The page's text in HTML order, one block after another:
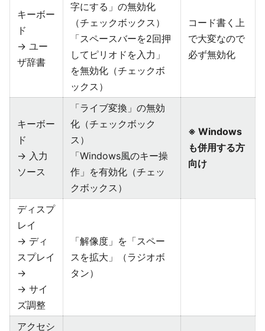
キーボー
ド
→ ユー
ザ辞書
字にする」の無効化
（チェックボックス）
「スペースバーを2回押
してピリオドを入力」
を無効化（チェックボ
ックス）
コード書く上
で大変なので
必ず無効化
キーボー
ド
→ 入力
ソース
「ライブ変換」の無効
化（チェックボック
ス）
「Windows風のキー操
作」を有効化（チェッ
クボックス）
※ Windows
も併用する方
向け
ディスプ
レイ
→ ディ
スプレイ
→
→ サイ
ズ調整
「解像度」を「スペー
スを拡大」（ラジオボ
タン）
アクセシ